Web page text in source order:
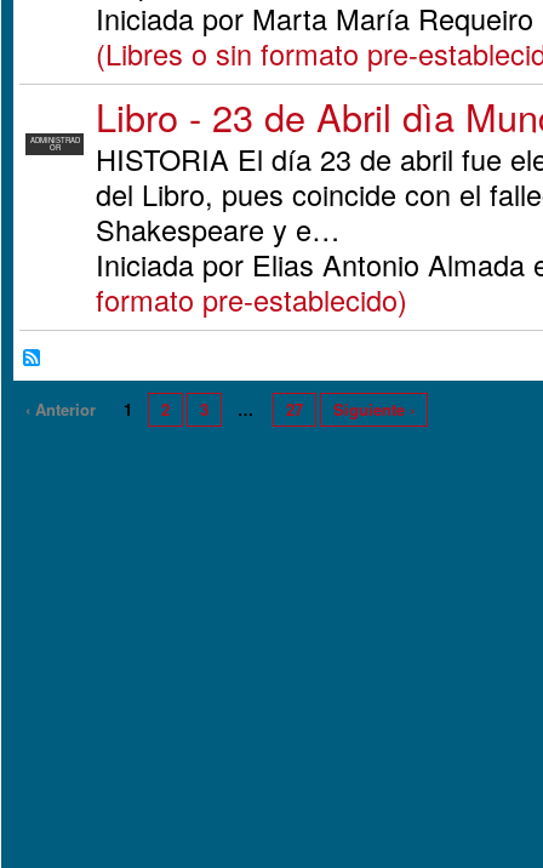
Iniciada por Marta María
(Libres o sin formato pre-
ADMINISTRAD
OR
Libro - 23 de Abril dìa
HISTORIA El día 23 de abril fue
del Libro, pues coincide con el
Shakespeare y e…
Iniciada por Elias Antonio Almada
formato pre-establecido)
‹ Anterior 1 2 3 … 27 Siguiente ›